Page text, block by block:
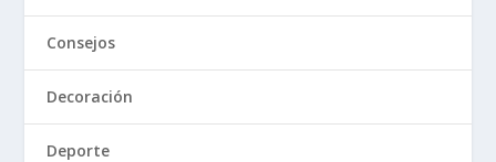
Consejos
Decoración
Deporte